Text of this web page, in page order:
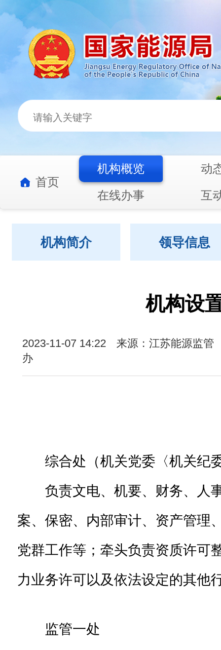
首页
机构概览
动
在线办事
互
机构简介 领导信息
机构设
2023-11-07 14:22
来源：江苏能源监管
办
综合处（机关党委〈机关纪
负责文电、机要、财务、人
案、保密、内部审计、资产管理
党群工作等；牵头负责资质许可
力业务许可以及依法设定的其他
监管一处